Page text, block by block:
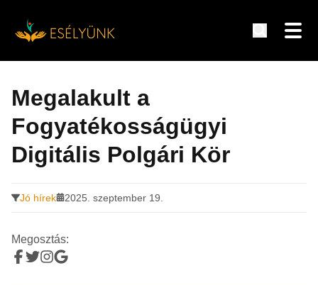
tartalomra
Megalakult a
Fogyatékosságügyi
Digitális Polgári Kör
Jó hírek 2025. szeptember 19.
Megosztás: